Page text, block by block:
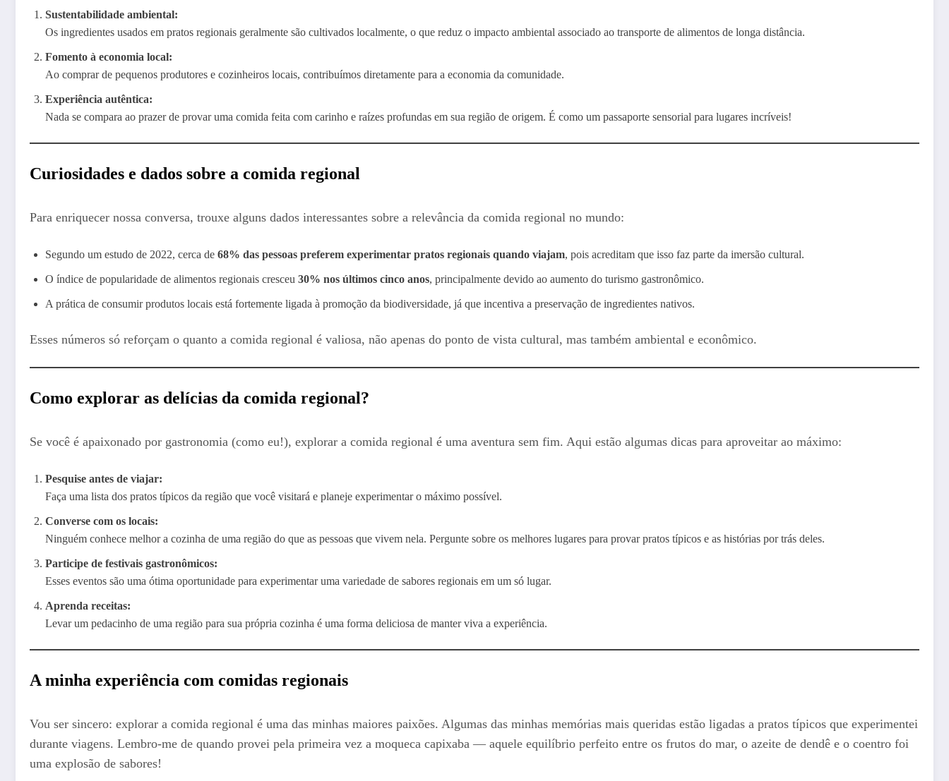
Sustentabilidade ambiental:
Os ingredientes usados em pratos regionais geralmente são cultivados localmente, o que reduz o impacto ambiental associado ao transporte de alimentos de longa distância.
Fomento à economia local:
Ao comprar de pequenos produtores e cozinheiros locais, contribuímos diretamente para a economia da comunidade.
Experiência autêntica:
Nada se compara ao prazer de provar uma comida feita com carinho e raízes profundas em sua região de origem. É como um passaporte sensorial para lugares incríveis!
Curiosidades e dados sobre a comida regional
Para enriquecer nossa conversa, trouxe alguns dados interessantes sobre a relevância da comida regional no mundo:
Segundo um estudo de 2022, cerca de 68% das pessoas preferem experimentar pratos regionais quando viajam, pois acreditam que isso faz parte da imersão cultural.
O índice de popularidade de alimentos regionais cresceu 30% nos últimos cinco anos, principalmente devido ao aumento do turismo gastronômico.
A prática de consumir produtos locais está fortemente ligada à promoção da biodiversidade, já que incentiva a preservação de ingredientes nativos.
Esses números só reforçam o quanto a comida regional é valiosa, não apenas do ponto de vista cultural, mas também ambiental e econômico.
Como explorar as delícias da comida regional?
Se você é apaixonado por gastronomia (como eu!), explorar a comida regional é uma aventura sem fim. Aqui estão algumas dicas para aproveitar ao máximo:
Pesquise antes de viajar:
Faça uma lista dos pratos típicos da região que você visitará e planeje experimentar o máximo possível.
Converse com os locais:
Ninguém conhece melhor a cozinha de uma região do que as pessoas que vivem nela. Pergunte sobre os melhores lugares para provar pratos típicos e as histórias por trás deles.
Participe de festivais gastronômicos:
Esses eventos são uma ótima oportunidade para experimentar uma variedade de sabores regionais em um só lugar.
Aprenda receitas:
Levar um pedacinho de uma região para sua própria cozinha é uma forma deliciosa de manter viva a experiência.
A minha experiência com comidas regionais
Vou ser sincero: explorar a comida regional é uma das minhas maiores paixões. Algumas das minhas memórias mais queridas estão ligadas a pratos típicos que experimentei
durante viagens. Lembro-me de quando provei pela primeira vez a moqueca capixaba — aquele equilíbrio perfeito entre os frutos do mar, o azeite de dendê e o coentro foi
uma explosão de sabores!